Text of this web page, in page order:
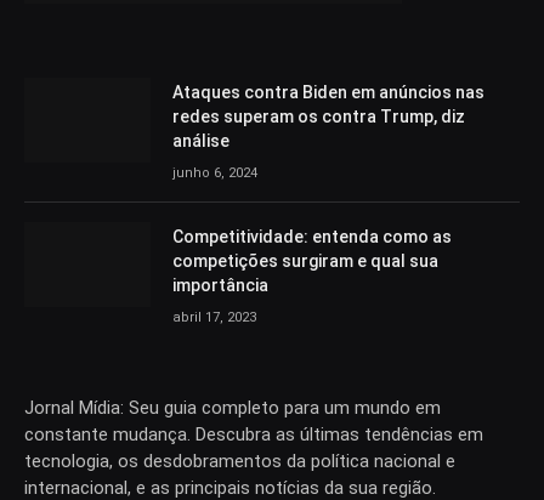
Ataques contra Biden em anúncios nas
redes superam os contra Trump, diz
análise
junho 6, 2024
Competitividade: entenda como as
competições surgiram e qual sua
importância
abril 17, 2023
Jornal Mídia: Seu guia completo para um mundo em
constante mudança. Descubra as últimas tendências em
tecnologia, os desdobramentos da política nacional e
internacional, e as principais notícias da sua região.